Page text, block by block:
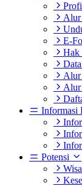
Alur
E-
Hak
Alur
Alur
Informasi
Potensi